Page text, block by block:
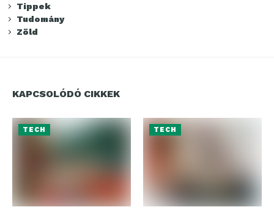
Tippek
Tudomány
Zöld
KAPCSOLÓDÓ CIKKEK
TECH TECH